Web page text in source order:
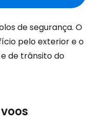
de segurança. O
pelo exterior e o
de trânsito do